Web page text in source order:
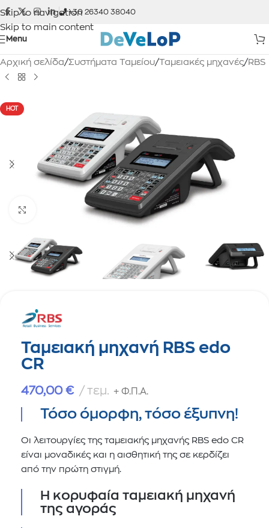
Skip to navigation
Skip to main content
+30 26340 38040
Menu
Αρχική σελίδα/Συστήματα Ταμείου/Ταμειακές μηχανές/RBS
HOT
Click to enlarge
Ταμειακή μηχανή RBS edo
CR
470,00 € τεμ. + Φ.Π.Α.
Τόσο όμορφη, τόσο έξυπνη!
Οι λειτουργίες της ταμειακής μηχανής RBS edo CR
είναι μοναδικές και η αισθητική της σε κερδίζει
από την πρώτη στιγμή.
Η κορυφαία ταμειακή μηχανή
της αγοράς